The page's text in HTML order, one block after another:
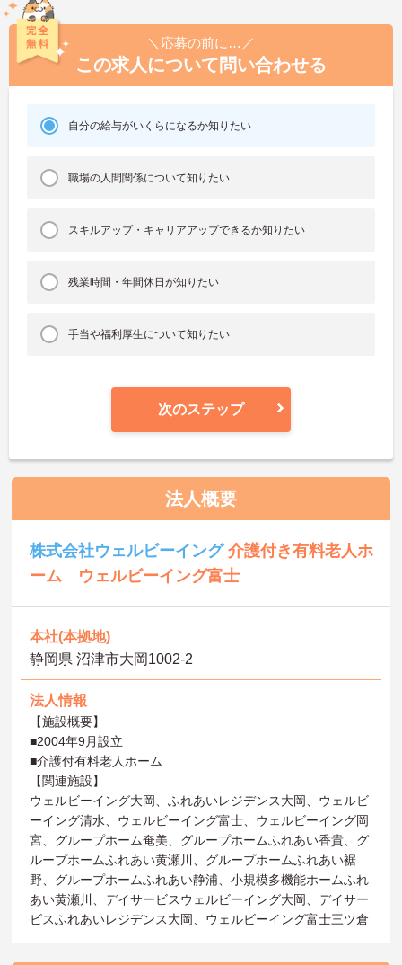
＼応募の前に…／
この求人について問い合わせる
自分の給与がいくらになるか知りたい
職場の人間関係について知りたい
スキルアップ・キャリアアップできるか知りたい
残業時間・年間休日が知りたい
手当や福利厚生について知りたい
次のステップ
法人概要
株式会社ウェルビーイング介護付き有料老人ホ
ーム ウェルビーイング富士
本社(本拠地)
静岡県 沼津市大岡1002-2
法人情報
【施設概要】
■2004年9月設立
■介護付有料老人ホーム
【関連施設】
ウェルビーイング大岡、ふれあいレジデンス大岡、ウェルビ
ーイング清水、ウェルビーイング富士、ウェルビーイング岡
宮、グループホーム奄美、グループホームふれあい香貴、グ
ループホームふれあい黄瀬川、グループホームふれあい裾
野、グループホームふれあい静浦、小規模多機能ホームふれ
あい黄瀬川、デイサービスウェルビーイング大岡、デイサー
ビスふれあいレジデンス大岡、ウェルビーイング富士三ツ倉